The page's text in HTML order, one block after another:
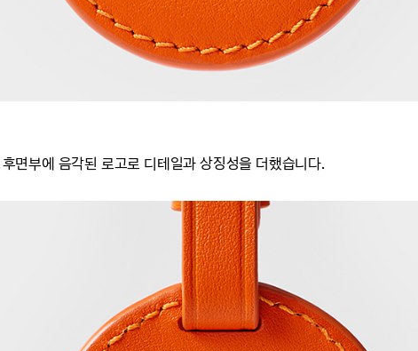
후면부에 음각된 로고로 디테일과 상징성을 더했습니다.